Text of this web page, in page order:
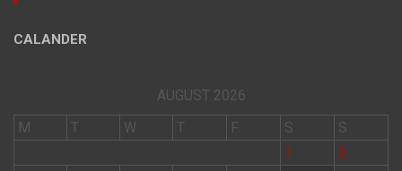
CALANDER
AUGUST 2026
M
T W T F S
S
1
2